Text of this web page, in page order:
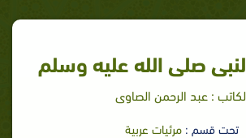
صلى الله عليه وسلم
: عبد الرحمن الصاوى
تحت قسم : مرئيات عربية